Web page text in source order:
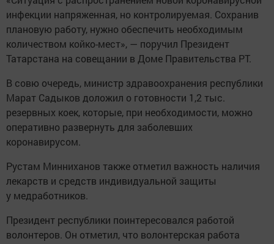
инфекции напряженная, но контролируемая. Сохранив
плановую работу, нужно обеспечить необходимым
количеством койко-мест», — поручил Президент
Татарстана на совещании в Доме Правительства РТ.
В совю очередь, министр здравоохранения республики
Марат Садыков доложил о готовности 1,2 тыс.
резервных коек, которые, при необходимости, можно
оперативно развернуть для заболевших
коронавирусом.
Рустам Минниханов также отметил важность наличия
лекарств и средств индивидуальной защиты
у медработников.
Президент республики поинтересовался работой
волонтеров. Он отметил, что волонтерская работа